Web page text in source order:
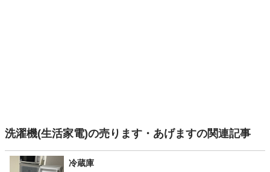
洗濯機(生活家電)の売ります・あげますの関連記事
冷蔵庫